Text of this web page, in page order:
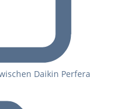
Daikin Perfera